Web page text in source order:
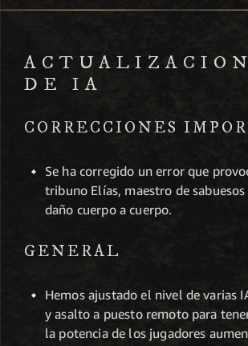
DE IA
CORRECCIONES
Se ha corregido un error que
tribuno Elías, maestro de sabuesos
daño cuerpo a cuerpo.
GENERAL
Hemos ajustado el nivel de varias
y asalto a puesto remoto para
la potencia de los jugadores